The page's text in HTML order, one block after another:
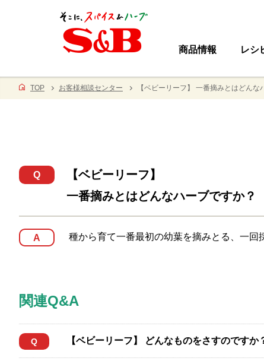
商品情報 レシ
TOP お客様相談センター 【ベビーリーフ】 一番摘みとはどんな
Q
【ベビーリーフ】
一番摘みとはどんなハーブですか？
A 種から育て一番最初の幼葉を摘みとる、一回
関連Q&A
Q 【ベビーリーフ】 どんなものをさすのですか